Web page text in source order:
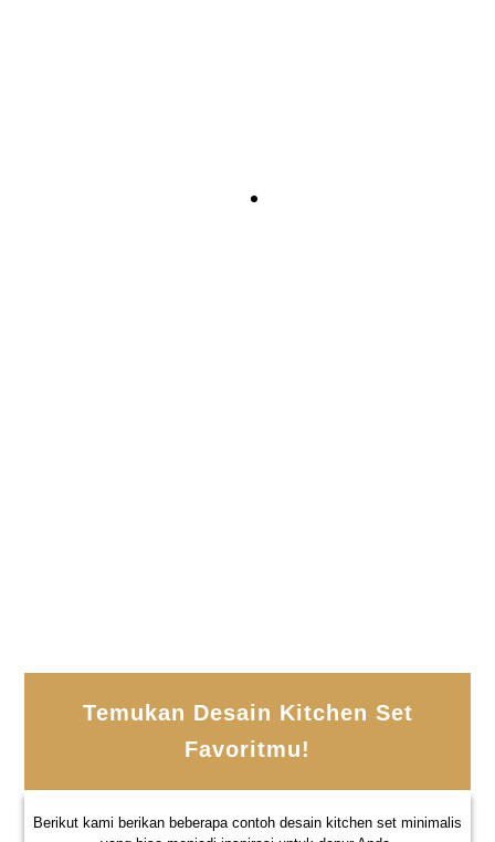
Temukan Desain Kitchen Set
Favoritmu!
Berikut kami berikan beberapa contoh desain kitchen set minimalis